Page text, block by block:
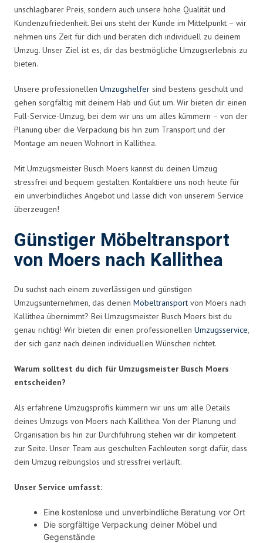
unschlagbarer Preis, sondern auch unsere hohe Qualität und
Kundenzufriedenheit. Bei uns steht der Kunde im Mittelpunkt – wir
nehmen uns Zeit für dich und beraten dich individuell zu deinem
Umzug. Unser Ziel ist es, dir das bestmögliche Umzugserlebnis zu
bieten.
Unsere professionellen Umzugshelfer sind bestens geschult und
gehen sorgfältig mit deinem Hab und Gut um. Wir bieten dir einen
Full-Service-Umzug, bei dem wir uns um alles kümmern – von der
Planung über die Verpackung bis hin zum Transport und der
Montage am neuen Wohnort in Kallithea.
Mit Umzugsmeister Busch Moers kannst du deinen Umzug
stressfrei und bequem gestalten. Kontaktiere uns noch heute für
ein unverbindliches Angebot und lasse dich von unserem Service
überzeugen!
Günstiger Möbeltransport
von Moers nach Kallithea
Du suchst nach einem zuverlässigen und günstigen
Umzugsunternehmen, das deinen Möbeltransport von Moers nach
Kallithea übernimmt? Bei Umzugsmeister Busch Moers bist du
genau richtig! Wir bieten dir einen professionellen Umzugsservice,
der sich ganz nach deinen individuellen Wünschen richtet.
Warum solltest du dich für Umzugsmeister Busch Moers
entscheiden?
Als erfahrene Umzugsprofis kümmern wir uns um alle Details
deines Umzugs von Moers nach Kallithea. Von der Planung und
Organisation bis hin zur Durchführung stehen wir dir kompetent
zur Seite. Unser Team aus geschulten Fachleuten sorgt dafür, dass
dein Umzug reibungslos und stressfrei verläuft.
Unser Service umfasst:
Eine kostenlose und unverbindliche Beratung vor Ort
Die sorgfältige Verpackung deiner Möbel und
Gegenstände